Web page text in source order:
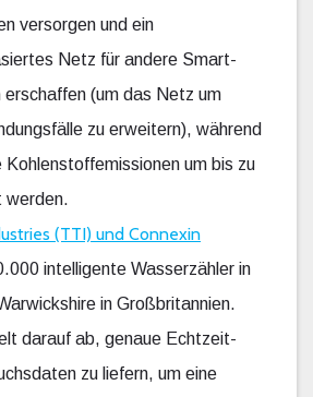
versorgen und ein
Netz für andere Smart-
(um das Netz um
zu erweitern), während
Kohlenstoffemissionen um bis zu
werden.
(TTI) und Connexin
intelligente Wasserzähler in
in Großbritannien.
darauf ab, genaue Echtzeit-
zu liefern, um eine